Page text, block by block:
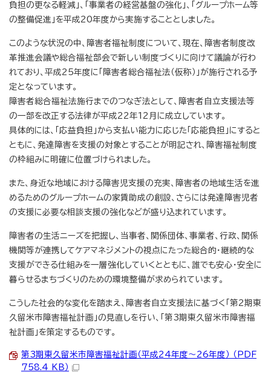
負担の更なる軽減」、「事業者の経営基盤の強化」、「グループホーム等
の整備促進」を平成20年度から実施することとしました。
このような状況の中、障害者福祉制度について、現在、障害者制度改
革推進会議や総合福祉部会で新しい制度づくりに向けて議論が行わ
れており、平成25年度に「障害者総合福祉法（仮称）」が施行される予
定となっています。
障害者総合福祉法施行までのつなぎ法として、障害者自立支援法等
の一部を改正する法律が平成22年12月に成立しています。
具体的には、「応益負担」から支払い能力に応じた「応能負担」にすると
ともに、発達障害を支援の対象とすることが明記され、障害福祉制度
の枠組みに明確に位置づけられました。
また、身近な地域における障害児支援の充実、障害者の地域生活を進
めるためのグループホームの家賃助成の創設、さらには発達障害児者
の支援に必要な相談支援の強化などが盛り込まれています。
障害者の生活ニーズを把握し、当事者、関係団体、事業者、行政、関係
機関等が連携してケアマネジメントの視点にたった総合的・継続的な
支援ができる仕組みを一層強化していくとともに、誰でも安心・安全に
暮らせるまちづくりのための環境整備が求められています。
こうした社会的な変化を踏まえ、障害者自立支援法に基づく「第2期東
久留米市障害福祉計画」の見直しを行い、「第3期東久留米市障害福
祉計画」を策定するものです。
第3期東久留米市障害福祉計画（平成24年度～26年度） （PDF
758.4 KB）